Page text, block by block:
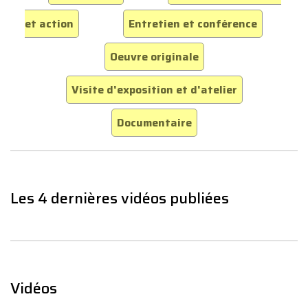
et action
Entretien et conférence
Oeuvre originale
Visite d'exposition et d'atelier
Documentaire
Les 4 dernières vidéos publiées
Vidéos